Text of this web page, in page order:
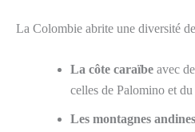
La Colombie abrite une diversité
La côte caraïbe avec
celles de Palomino et
Les montagnes andines